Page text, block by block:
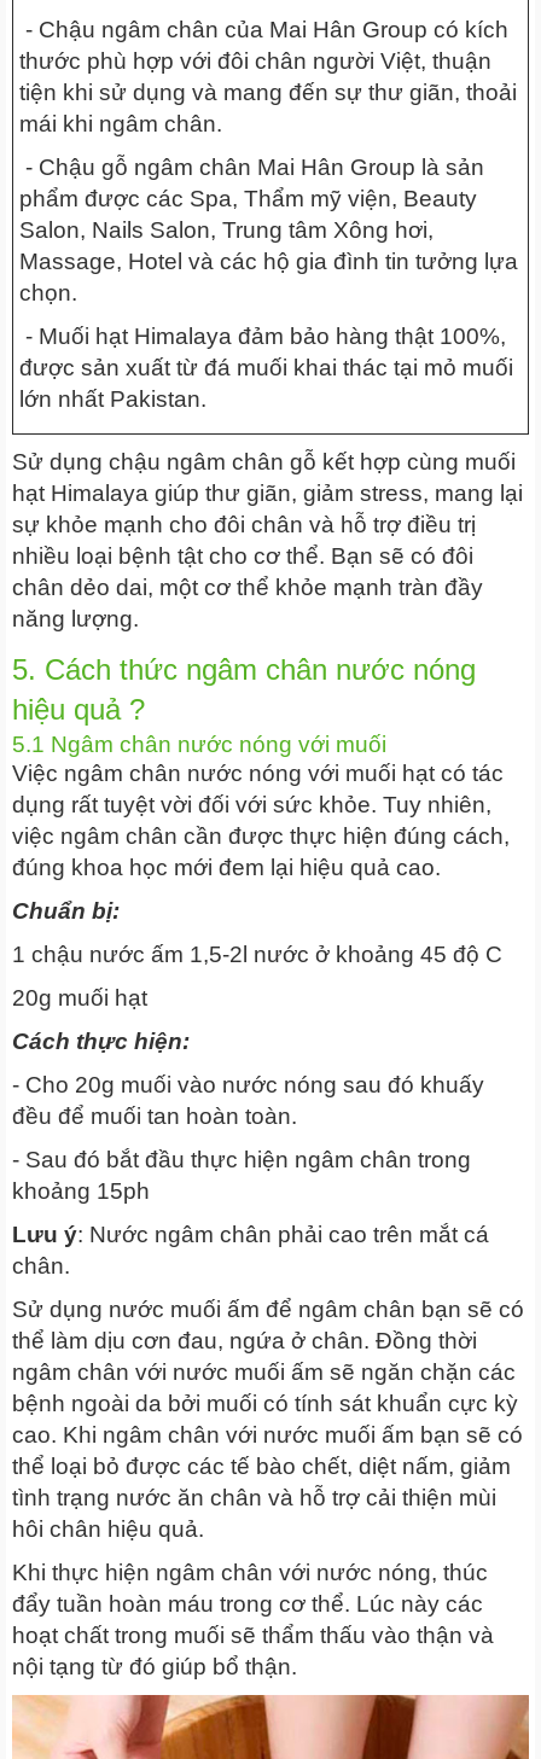
- Chậu ngâm chân của Mai Hân Group có kích
thước phù hợp với đôi chân người Việt, thuận
tiện khi sử dụng và mang đến sự thư giãn, thoải
mái khi ngâm chân.
- Chậu gỗ ngâm chân Mai Hân Group là sản
phẩm được các Spa, Thẩm mỹ viện, Beauty
Salon, Nails Salon, Trung tâm Xông hơi,
Massage, Hotel và các hộ gia đình tin tưởng lựa
chọn.
- Muối hạt Himalaya đảm bảo hàng thật 100%,
được sản xuất từ đá muối khai thác tại mỏ muối
lớn nhất Pakistan.
Sử dụng chậu ngâm chân gỗ kết hợp cùng muối
hạt Himalaya giúp thư giãn, giảm stress, mang lại
sự khỏe mạnh cho đôi chân và hỗ trợ điều trị
nhiều loại bệnh tật cho cơ thể. Bạn sẽ có đôi
chân dẻo dai, một cơ thể khỏe mạnh tràn đầy
năng lượng.
5. Cách thức ngâm chân nước nóng
hiệu quả ?
5.1 Ngâm chân nước nóng với muối
Việc ngâm chân nước nóng với muối hạt có tác
dụng rất tuyệt vời đối với sức khỏe. Tuy nhiên,
việc ngâm chân cần được thực hiện đúng cách,
đúng khoa học mới đem lại hiệu quả cao.
Chuẩn bị:
1 chậu nước ấm 1,5-2l nước ở khoảng 45 độ C
20g muối hạt
Cách thực hiện:
- Cho 20g muối vào nước nóng sau đó khuấy
đều để muối tan hoàn toàn.
- Sau đó bắt đầu thực hiện ngâm chân trong
khoảng 15ph
Lưu ý: Nước ngâm chân phải cao trên mắt cá
chân.
Sử dụng nước muối ấm để ngâm chân bạn sẽ có
thể làm dịu cơn đau, ngứa ở chân. Đồng thời
ngâm chân với nước muối ấm sẽ ngăn chặn các
bệnh ngoài da bởi muối có tính sát khuẩn cực kỳ
cao. Khi ngâm chân với nước muối ấm bạn sẽ có
thể loại bỏ được các tế bào chết, diệt nấm, giảm
tình trạng nước ăn chân và hỗ trợ cải thiện mùi
hôi chân hiệu quả.
Khi thực hiện ngâm chân với nước nóng, thúc
đẩy tuần hoàn máu trong cơ thể. Lúc này các
hoạt chất trong muối sẽ thẩm thấu vào thận và
nội tạng từ đó giúp bổ thận.